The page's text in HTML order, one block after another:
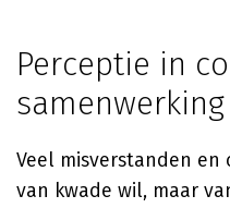
Perceptie in
samenwerking
Veel misverstanden en
van kwade wil, maar